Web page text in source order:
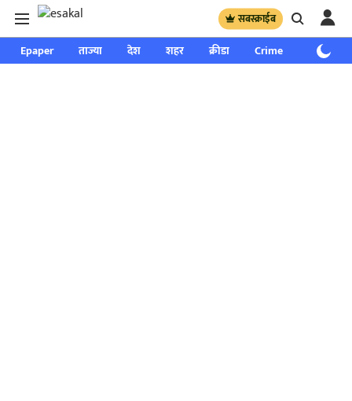
सबस्क्राईब
Epaper ताज्या देश शहर क्रीडा Crime साप्ताहिक